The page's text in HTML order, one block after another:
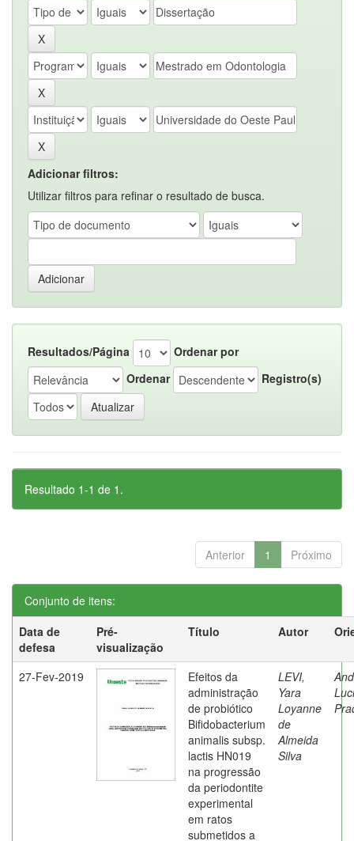
Adicionar filtros:
Utilizar filtros para refinar o resultado de busca.
Resultados/Página
Ordenar por
Ordenar
Registro(s)
Resultado 1-1 de 1.
Anterior 1 Próximo
Conjunto de itens:
Data de
defesa
Pré-
visualização
Título Autor
27-Fev-2019
Efeitos da
administração
de probiótico
Bifidobacterium
animalis subsp.
lactis HN019
na progressão
da periodontite
experimental
em ratos
submetidos a
LEVI,
Yara
Loyanne
de
Almeida
Silva